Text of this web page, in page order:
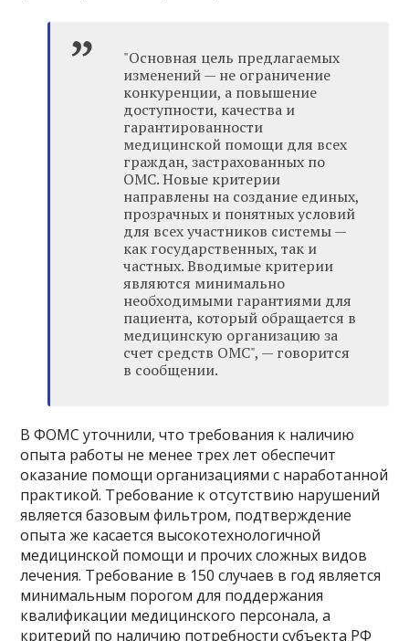
"Основная цель предлагаемых
изменений — не ограничение
конкуренции, а повышение
доступности, качества и
гарантированности
медицинской помощи для всех
граждан, застрахованных по
ОМС. Новые критерии
направлены на создание единых,
прозрачных и понятных условий
для всех участников системы —
как государственных, так и
частных. Вводимые критерии
являются минимально
необходимыми гарантиями для
пациента, который обращается в
медицинскую организацию за
счет средств ОМС", — говорится
в сообщении.
В ФОМС уточнили, что требования к наличию
опыта работы не менее трех лет обеспечит
оказание помощи организациями с наработанной
практикой. Требование к отсутствию нарушений
является базовым фильтром, подтверждение
опыта же касается высокотехнологичной
медицинской помощи и прочих сложных видов
лечения. Требование в 150 случаев в год является
минимальным порогом для поддержания
квалификации медицинского персонала, а
критерий по наличию потребности субъекта РФ